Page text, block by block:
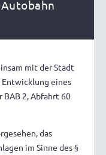
mit der Stadt
eines
2, Abfahrt 60
das
im Sinne des §